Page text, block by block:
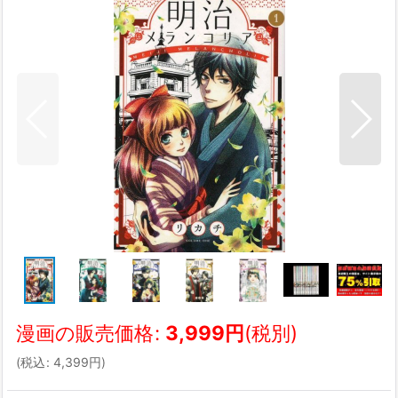
漫画の販売価格: 3,999円(税別)
(税込: 4,399円)